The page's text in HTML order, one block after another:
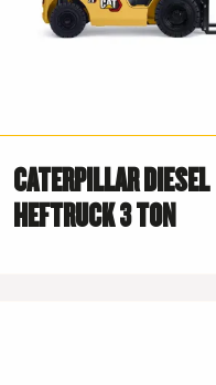
CATERPILLAR DIESEL
HEFTRUCK 3 TON